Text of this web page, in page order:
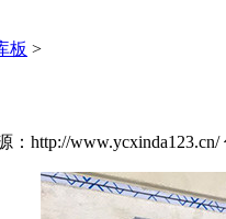
板 >
：http://www.ycxinda123.cn/